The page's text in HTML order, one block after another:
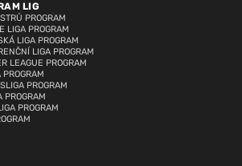
LIG
PROGRAM
LIGA PROGRAM
LIGA PROGRAM
LIGA PROGRAM
LEAGUE PROGRAM
PROGRAM
PROGRAM
PROGRAM
PROGRAM